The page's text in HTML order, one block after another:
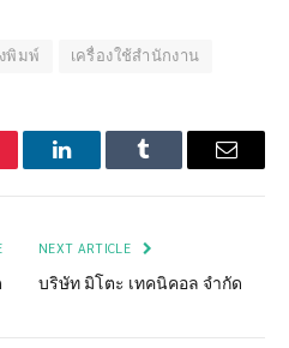
พิมพ์ เครื่องใช้สำนักงาน
LinkedInTumblr Email
NEXT ARTICLE
บริษัท มิโตะ เทคนิคอล จำกัด